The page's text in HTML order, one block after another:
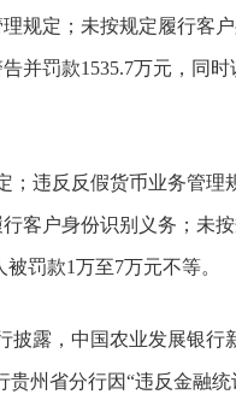
规定；未按规定履行客
并罚款1535.7万元，同
违反反假货币业务管理
客户身份识别义务；未
罚款1万至7万元不等。
披露，中国农业发展银行
州省分行因“违反金融